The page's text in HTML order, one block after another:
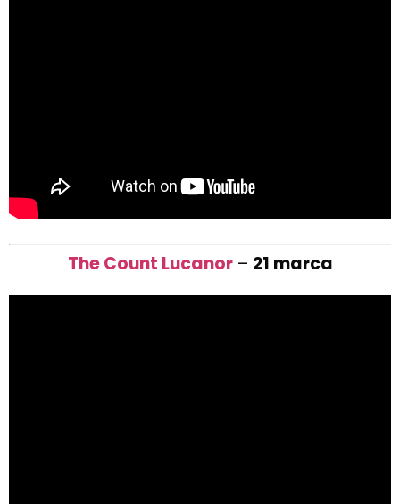
The Count Lucanor– 21 marca